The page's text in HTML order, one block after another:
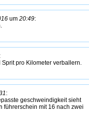
um 20:49:
:
pro Kilometer verballern.
:
geschweindigkeit sieht
führerschein mit 16 nach zwei